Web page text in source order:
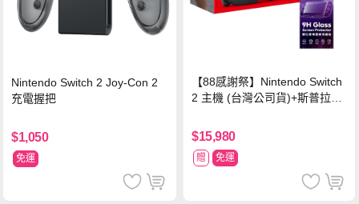
Nintendo Switch 2 Joy-Con 2
充電握把
$1,050
免運
【88感謝祭】Nintendo Switch
2 主機 (台灣公司貨)+斯普拉遁
$15,980
贈 免運